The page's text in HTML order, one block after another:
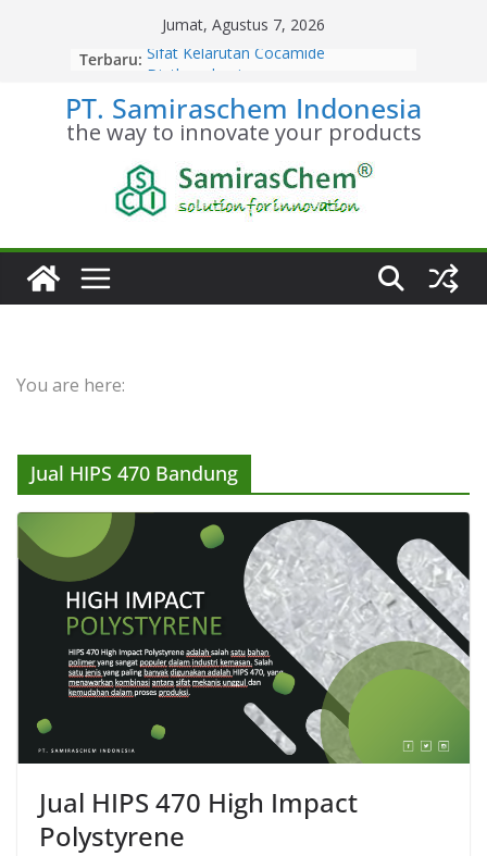
Jumat, Agustus 7, 2026
Terbaru: Sifat Kelarutan Cocamide
Distributor Cocamide
Diethanolamine Terpercaya
Kesetimbangan Kimia Cocamide
Diethanolamine
Kinetika Kimia Cocamide
Diethanolamine
Diethanolamine
PT. Samiraschem Indonesia
the way to innovate your products
You are here:
Jual HIPS 470 Bandung
Jual HIPS 470 High Impact
Polystyrene